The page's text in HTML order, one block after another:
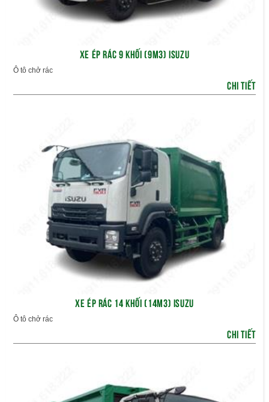
XE ÉP RÁC 9 KHỐI (9M3) ISUZU
Ô tô chở rác
CHI TIẾT
XE ÉP RÁC 14 KHỐI (14M3) ISUZU
Ô tô chở rác
CHI TIẾT